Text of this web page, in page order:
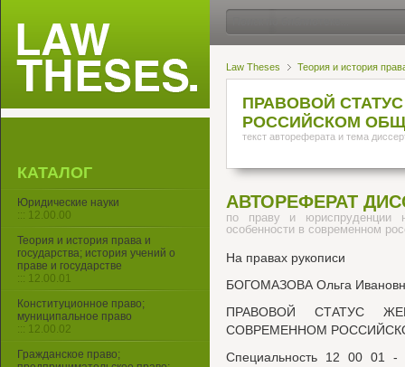
Law Theses Теория и история
ПРАВОВОЙ
РОССИЙСКОМ
текст автореферата и тема
АВТОРЕФЕРАТ
по праву и юриспруденции
особенности в современном
На правах рукописи
БОГОМАЗОВА Ольга
ПРАВОВОЙ СТАТУС
СОВРЕМЕННОМ
Специальность 12 00 01 -
КАТАЛОГ
Юридические науки
::: 12.00.00
Теория и история права и
государства; история учений о
праве и государстве
::: 12.00.01
Конституционное право;
муниципальное право
::: 12.00.02
Гражданское право;